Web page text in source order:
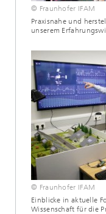
© Fraunhofer IFAM
Praxisnahe und
unserem
© Fraunhofer IFAM
Einblicke in aktuelle
Wissenschaft für die